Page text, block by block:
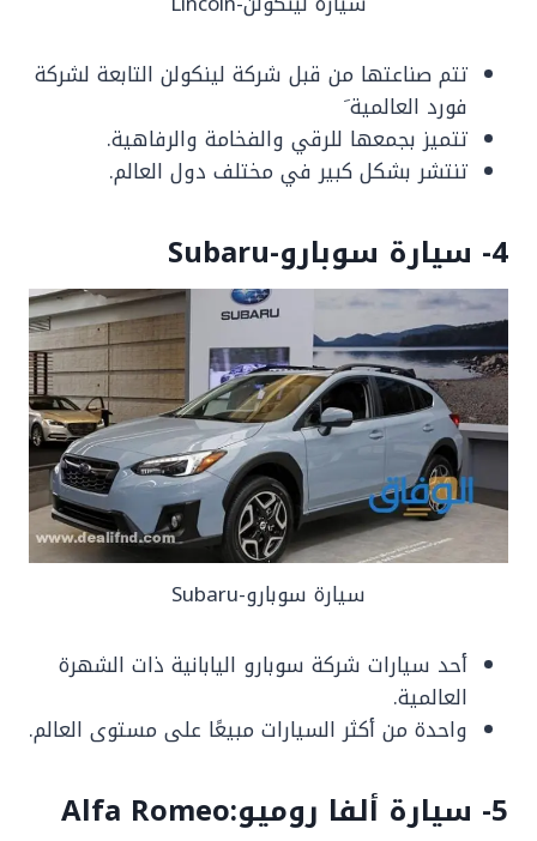
تتم صناعتها من قبل شركة لينكولن التابعة لشركة
فورد العالمية َ
تتميز بجمعها للرقي والفخامة والرفاهية.
تنتشر بشكل كبير في مختلف دول العالم.
4- سيارة سوبارو-Subaru
سيارة سوبارو-Subaru
أحد سيارات شركة سوبارو اليابانية ذات الشهرة
العالمية.
واحدة من أكثر السيارات مبيعًا على مستوى العالم.
5- سيارة ألفا روميو:Alfa Romeo